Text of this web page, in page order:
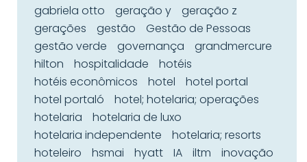
gabriela otto
geração y
geração z
gerações
gestão
Gestão de Pessoas
gestão verde
governança
grandmercure
hilton
hospitalidade
hotéis
hotéis econômicos
hotel
hotel portal
hotel portaló
hotel; hotelaria; operações
hotelaria
hotelaria de luxo
hotelaria independente
hotelaria; resorts
hoteleiro
hsmai hyatt IA iltm
inovação